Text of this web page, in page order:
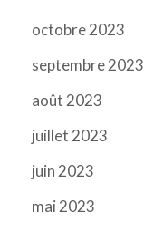
octobre 2023
septembre 2023
août 2023
juillet 2023
juin 2023
mai 2023